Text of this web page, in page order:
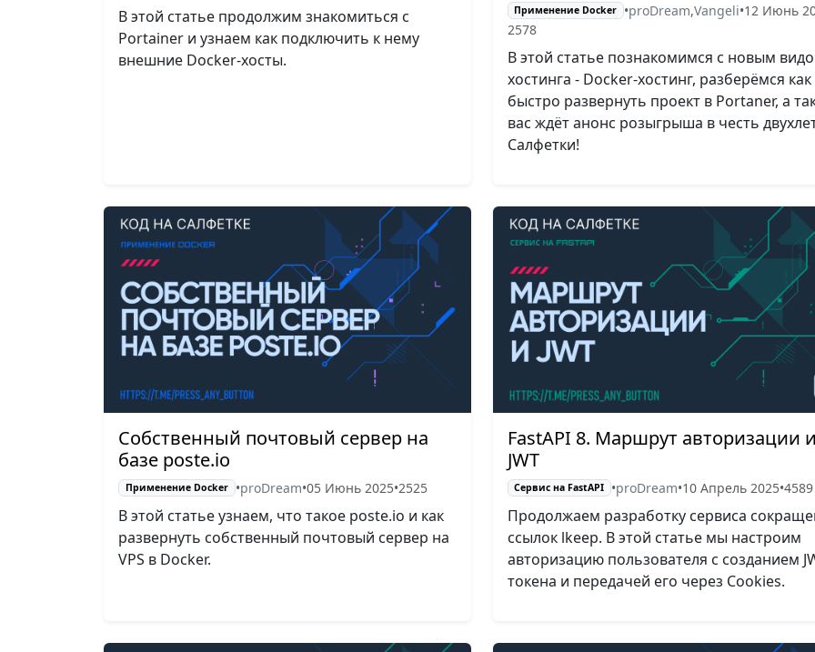
В этой статье продолжим знакомиться с
Portainer и узнаем как подключить к нему
внешние Docker-хосты.
Применение Docker •proDream,Vangeli•12 Июнь
2578
В этой статье познакомимся с новым
хостинга - Docker-хостинг, разберёмся как
быстро развернуть проект в Portaner, а
вас ждёт анонс розыгрыша в честь
Салфетки!
Собственный почтовый сервер на
базе poste.io
Применение Docker •proDream•05 Июнь 2025•2525
В этой статье узнаем, что такое poste.io и как
развернуть собственный почтовый сервер на
VPS в Docker.
FastAPI 8. Маршрут авторизации
JWT
Сервис на FastAPI •proDream•10 Апрель 2025•4589
Продолжаем разработку сервиса
ссылок lkeep. В этой статье мы настроим
авторизацию пользователя с созданием
токена и передачей его через Cookies.